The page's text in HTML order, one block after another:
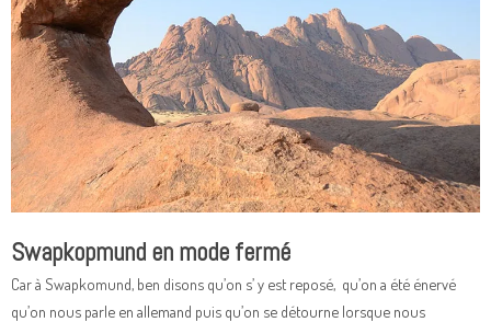
Swapkopmund en mode fermé
Car à Swapkomund, ben disons qu’on s’ y est reposé, qu’on a été énervé
qu’on nous parle en allemand puis qu’on se détourne lorsque nous